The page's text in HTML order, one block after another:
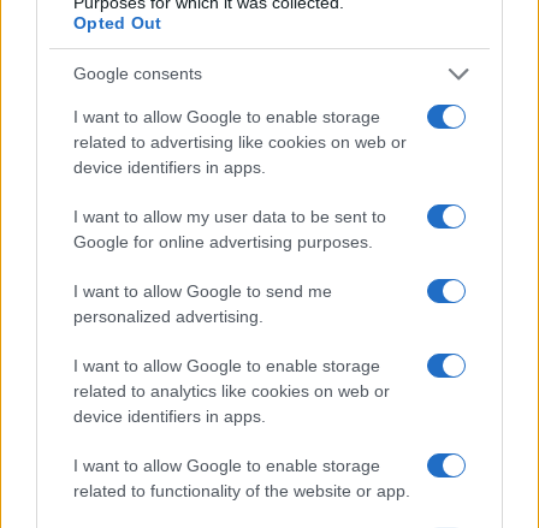
Opted Out
Google consents
I want to allow Google to enable storage
related to advertising like cookies on web or
device identifiers in apps.
I want to allow my user data to be sent to
Google for online advertising purposes.
I want to allow Google to send me
personalized advertising.
I want to allow Google to enable storage
related to analytics like cookies on web or
device identifiers in apps.
I want to allow Google to enable storage
related to functionality of the website or app.
para a lua.
Outro ponto é que o EpicHero roda no
Binance Smart
Chain (BSC), que é mais rápido, mais barato e seguro
em comparação com outras redes criptográficas por aí
Esse é um fator importante pelo qual os investidores em
grande escala podem considerar investir neste jogo NFT e
aproveitar o preço crescente dos tokens EPICHERO.
Atualmente, o token custa US $ 0,4333 e a marca de US $
1 parece bem possível para o EPICHERO,
o hype extremo criado em torno dele. Se seu padrão de
crescimento continuar assim, $ 10 é uma meta possível
para este token de jogo NFT.